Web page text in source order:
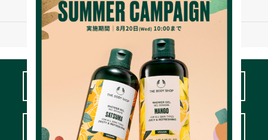
お買い物を続ける
※ご注文手続き中の通信は、SSLによりすべて暗号化されます。
LOVE YOUR BODY™カスタマークラブ
よくあるご質問＆お問い合わせ